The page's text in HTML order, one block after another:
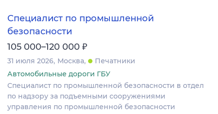
Специалист по промышленной
безопасности
105 000–120 000 ₽
31 июля 2026 Москва
Печатники
Автомобильные дороги ГБУ
Специалист по промышленной безопасности в отдел
по надзору за подъемными сооружениями
управления по промышленной безопасности